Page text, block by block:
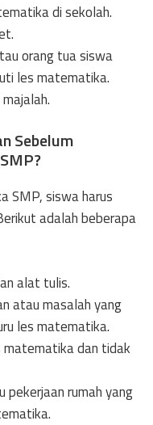
di sekolah.
orang tua siswa
les matematika.
Sebelum
SMP, siswa harus
adalah beberapa
alat tulis.
atau masalah yang
les matematika.
dan tidak
rumah yang